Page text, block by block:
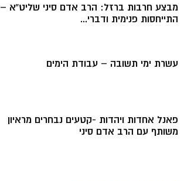
מבצע חרבות ברזל: הרב אדם סיני שליט”א –
התייחסות פנימית ודברי...
עשרת ימי תשובה – עבודת הימים
פאנל אחדות ויהדות -קטעים נבחרים מראיון
משותף עם הרב אדם סיני